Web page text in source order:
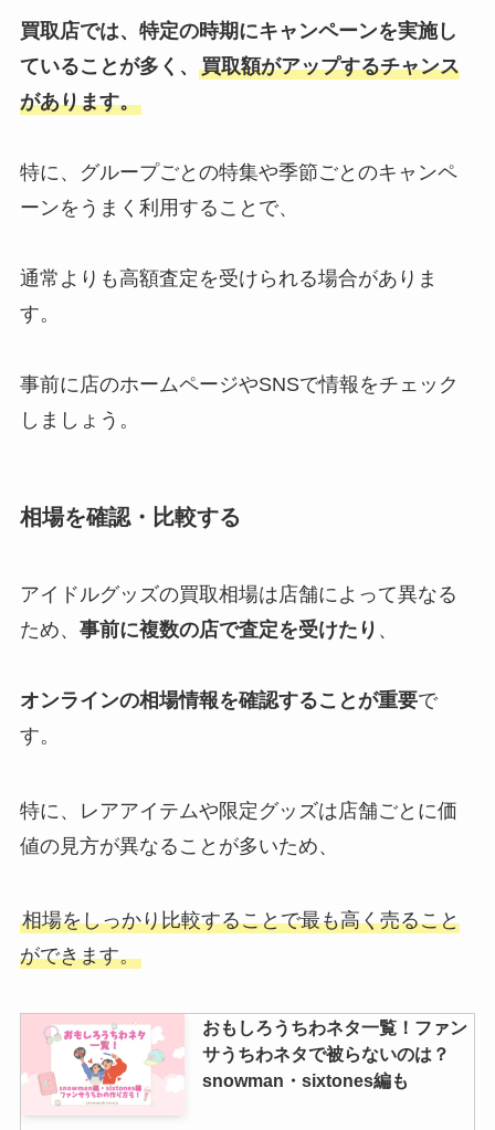
位～10位まで発表！
在学中を調査
買取店では、特定の時期にキャンペーンを実施し
ていることが多く、 買取額がアップするチャンス
があります。
特に、グループごとの特集や季節ごとのキャンペ
ーンをうまく利用することで、
通常よりも高額査定を受けられる場合がありま
す。
事前に店のホームページやSNSで情報をチェック
しましょう。
相場を確認・比較する
アイドルグッズの買取相場は店舗によって異なる
ため、 事前に複数の店で査定を受けたり 、
オンラインの相場情報を確認することが重要で
す。
特に、レアアイテムや限定グッズは店舗ごとに価
値の見方が異なることが多いため、
相場をしっかり比較することで最も高く売ること
ができます。
おもしろうちわネタ一覧！ファン
サうちわネタで被らないのは？
snowman・sixtones編も